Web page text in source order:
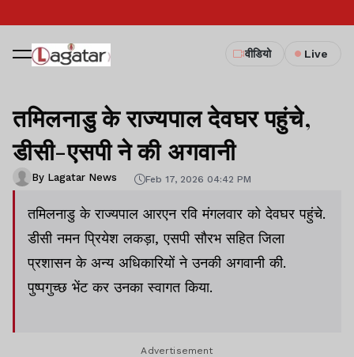
वीडियो Live
तमिलनाडु के राज्यपाल देवघर पहुंचे,
डीसी-एसपी ने की अगवानी
By Lagatar News Feb 17, 2026 04:42 PM
तमिलनाडु के राज्यपाल आरएन रवि मंगलवार को देवघर पहुंचे.
डीसी नमन प्रियेश लकड़ा, एसपी सौरभ सहित जिला
प्रशासन के अन्य अधिकारियों ने उनकी अगवानी की.
पुष्पगुच्छ भेंट कर उनका स्वागत किया.
Advertisement